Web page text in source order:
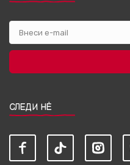
СЛЕДИ НЀ